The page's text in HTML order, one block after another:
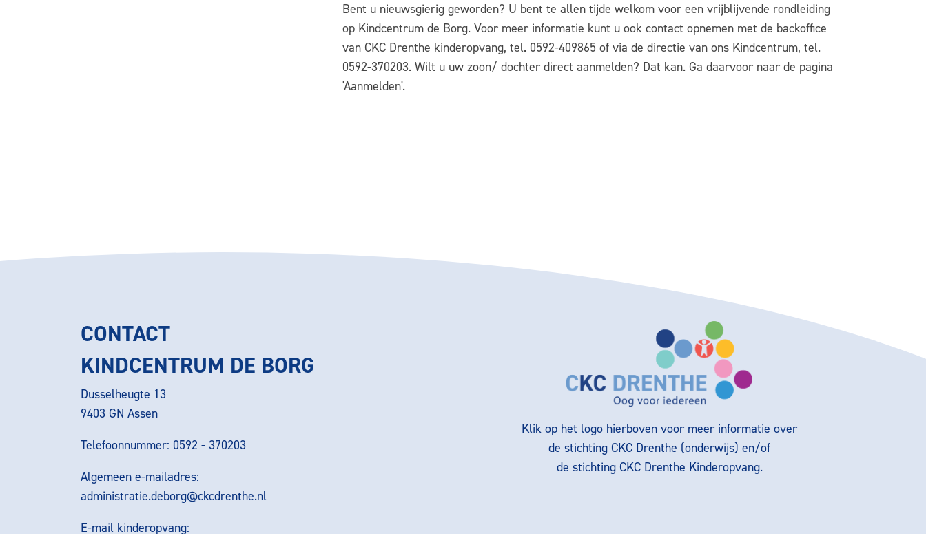
Bent u nieuwsgierig geworden? U bent te allen tijde welkom voor een vrijblijvende rondleiding
op Kindcentrum de Borg. Voor meer informatie kunt u ook contact opnemen met de backoffice
van CKC Drenthe kinderopvang, tel. 0592-409865 of via de directie van ons Kindcentrum, tel.
0592-370203. Wilt u uw zoon/ dochter direct aanmelden? Dat kan. Ga daarvoor naar de pagina
'Aanmelden'.
CONTACT
KINDCENTRUM DE BORG
Dusselheugte 13
9403 GN Assen
Telefoonnummer: 0592 - 370203
Algemeen e-mailadres:
administratie.deborg@ckcdrenthe.nl
E-mail kinderopvang:
Klik op het logo hierboven voor meer informatie over
de stichting CKC Drenthe (onderwijs) en/of
de stichting CKC Drenthe Kinderopvang.